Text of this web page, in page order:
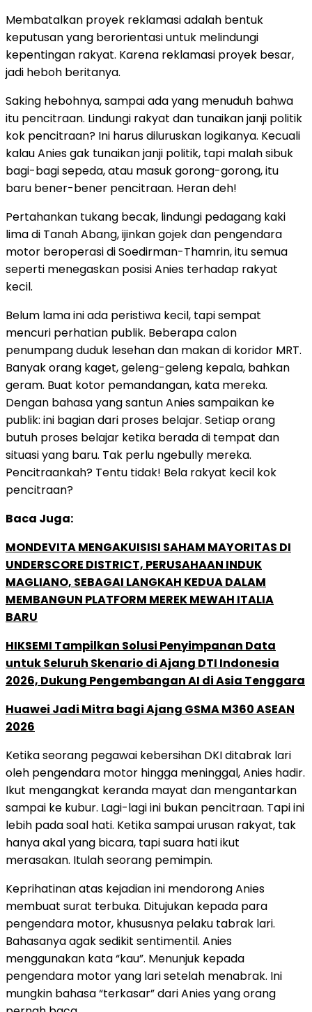
Membatalkan proyek reklamasi adalah bentuk
keputusan yang berorientasi untuk melindungi
kepentingan rakyat. Karena reklamasi proyek besar,
jadi heboh beritanya.
Saking hebohnya, sampai ada yang menuduh bahwa
itu pencitraan. Lindungi rakyat dan tunaikan janji politik
kok pencitraan? Ini harus diluruskan logikanya. Kecuali
kalau Anies gak tunaikan janji politik, tapi malah sibuk
bagi-bagi sepeda, atau masuk gorong-gorong, itu
baru bener-bener pencitraan. Heran deh!
Pertahankan tukang becak, lindungi pedagang kaki
lima di Tanah Abang, ijinkan gojek dan pengendara
motor beroperasi di Soedirman-Thamrin, itu semua
seperti menegaskan posisi Anies terhadap rakyat
kecil.
Belum lama ini ada peristiwa kecil, tapi sempat
mencuri perhatian publik. Beberapa calon
penumpang duduk lesehan dan makan di koridor MRT.
Banyak orang kaget, geleng-geleng kepala, bahkan
geram. Buat kotor pemandangan, kata mereka.
Dengan bahasa yang santun Anies sampaikan ke
publik: ini bagian dari proses belajar. Setiap orang
butuh proses belajar ketika berada di tempat dan
situasi yang baru. Tak perlu ngebully mereka.
Pencitraankah? Tentu tidak! Bela rakyat kecil kok
pencitraan?
Baca Juga:
MONDEVITA MENGAKUISISI SAHAM MAYORITAS DI
UNDERSCORE DISTRICT, PERUSAHAAN INDUK
MAGLIANO, SEBAGAI LANGKAH KEDUA DALAM
MEMBANGUN PLATFORM MEREK MEWAH ITALIA
BARU
HIKSEMI Tampilkan Solusi Penyimpanan Data
untuk Seluruh Skenario di Ajang DTI Indonesia
2026, Dukung Pengembangan AI di Asia Tenggara
Huawei Jadi Mitra bagi Ajang GSMA M360 ASEAN
2026
Ketika seorang pegawai kebersihan DKI ditabrak lari
oleh pengendara motor hingga meninggal, Anies hadir.
Ikut mengangkat keranda mayat dan mengantarkan
sampai ke kubur. Lagi-lagi ini bukan pencitraan. Tapi ini
lebih pada soal hati. Ketika sampai urusan rakyat, tak
hanya akal yang bicara, tapi suara hati ikut
merasakan. Itulah seorang pemimpin.
Keprihatinan atas kejadian ini mendorong Anies
membuat surat terbuka. Ditujukan kepada para
pengendara motor, khususnya pelaku tabrak lari.
Bahasanya agak sedikit sentimentil. Anies
menggunakan kata “kau”. Menunjuk kepada
pengendara motor yang lari setelah menabrak. Ini
mungkin bahasa “terkasar” dari Anies yang orang